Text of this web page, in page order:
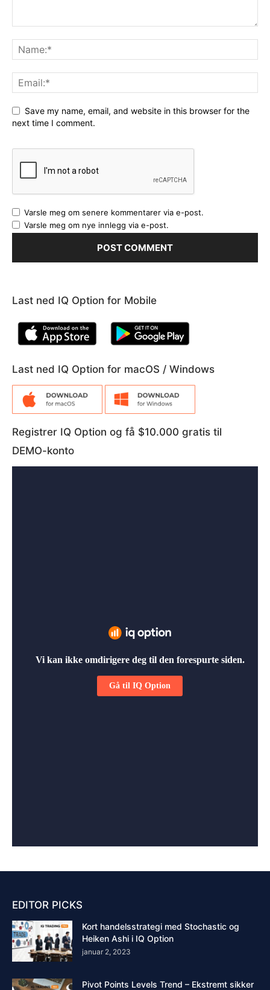
Save my name, email, and website in this browser for the
next time I comment.
Varsle meg om senere kommentarer via e-post.
Varsle meg om nye innlegg via e-post.
Last ned IQ Option for Mobile
Last ned IQ Option for macOS / Windows
Registrer IQ Option og få $10.000 gratis til
DEMO-konto
EDITOR PICKS
Kort handelsstrategi med Stochastic og
Heiken Ashi i IQ Option
januar 2, 2023
Pivot Points Levels Trend – Ekstremt sikker